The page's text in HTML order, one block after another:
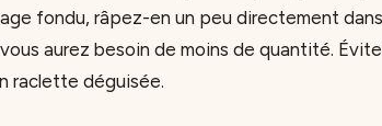
fondu, râpez-en un peu directement
aurez besoin de moins de quantité.
raclette déguisée.